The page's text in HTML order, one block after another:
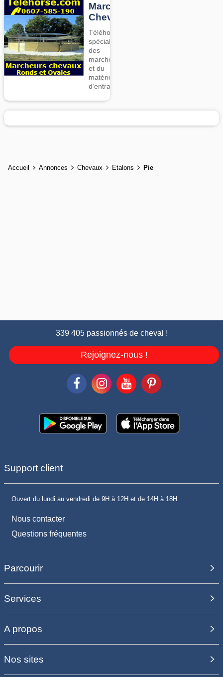
Marcheurs
Chevaux
Téléhorse,
spécialiste
des
marcheurs
et du
matériel
d’entrainement
Accueil Annonces Chevaux Etalons Pie
339 405 passionnés de cheval !
Rejoignez-nous !
Support client
Ouvert du lundi au vendredi de 9H à 12H et de 14H à 18H
Nous contacter
Questions fréquentes
Parcourir
Services
A propos
Nos sites